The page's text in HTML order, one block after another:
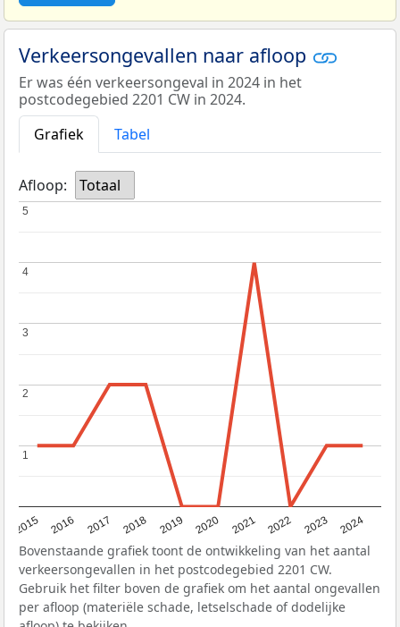
Verkeersongevallen naar afloop
Er was één verkeersongeval in 2024 in het
postcodegebied 2201 CW in 2024.
Grafiek
Tabel
Afloop: Totaal
2015 2016 2017 2018 2019 2020 2021 2022 2023 2024
11
2
2
3
3
4
4
5
5
Bovenstaande grafiek toont de ontwikkeling van het aantal
verkeersongevallen in het postcodegebied 2201 CW.
Gebruik het filter boven de grafiek om het aantal ongevallen
per afloop (materiële schade, letselschade of dodelijke